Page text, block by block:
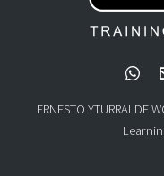
ERNESTO YTURRALDE